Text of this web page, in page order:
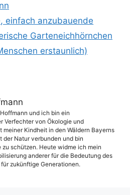
einfach anzubauende
Garteneichhörnchen
erstaunlich)
und ich bin ein
Verfechter von Ökologie und
meiner Kindheit in den Wäldern Bayerns
der Natur verbunden und bin
zu schützen. Heute widme ich mein
anderer für die Bedeutung des
zukünftige Generationen.